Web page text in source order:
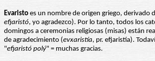
Evaristo es un nombre de origen griego, derivado
efjaristó, yo agradezco). Por lo tanto, todos los
domingos a ceremonias religiosas (misas) están
de agradecimiento (evxaristía, pr. efjaristía).
"efjaristó polý" = muchas gracias.